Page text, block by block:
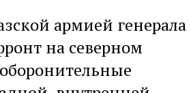
армией генерала
на северном